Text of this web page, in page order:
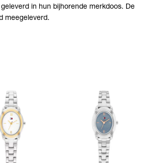
in hun bijhorende merkdoos. De
meegeleverd.